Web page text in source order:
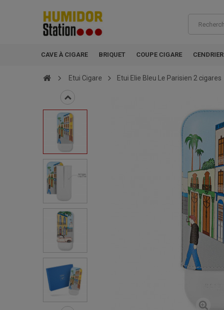
CAVE À CIGARE BRIQUET COUPE CIGARE CENDRIER
Etui Cigare Etui Elie Bleu Le Parisien 2 cigares